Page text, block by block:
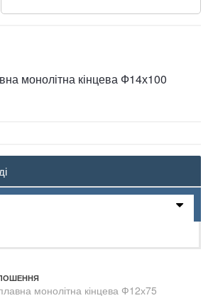
монолітна кінцева Ф14х100
монолітна кінцева Ф12х75